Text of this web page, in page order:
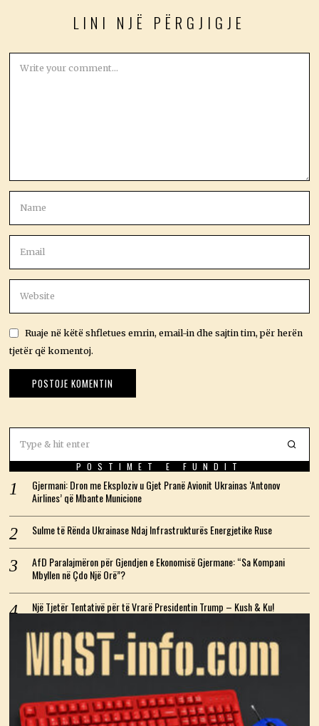
LINI NJË PËRGJIGJE
Ruaje në këtë shfletues emrin, email-in dhe sajtin tim, për herën
tjetër që komentoj.
POSTIMET E FUNDIT
Gjermani: Dron me Eksploziv u Gjet Pranë Avionit Ukrainas ‘Antonov
Airlines’ që Mbante Municione
Sulme të Rënda Ukrainase Ndaj Infrastrukturës Energjetike Ruse
AfD Paralajmëron për Gjendjen e Ekonomisë Gjermane: “Sa Kompani
Mbyllen në Çdo Një Orë”?
Një Tjetër Tentativë për të Vrarë Presidentin Trump – Kush & Ku!